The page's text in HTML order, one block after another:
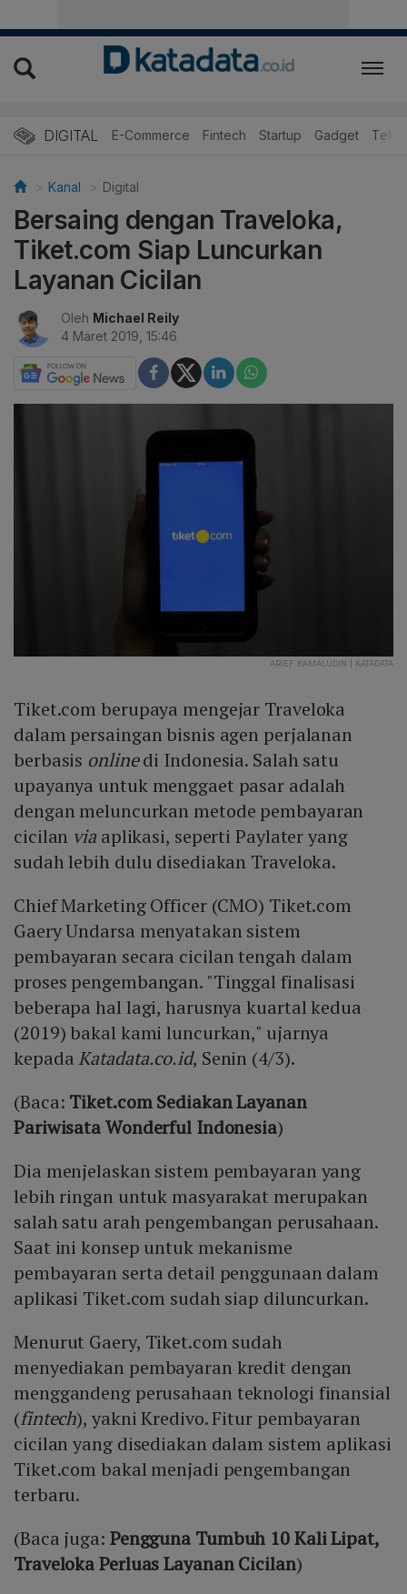
DIGITAL E-Commerce Fintech Startup Gadget
Kanal Digital
Bersaing dengan Traveloka,
Tiket.com Siap Luncurkan
Layanan Cicilan
Oleh Michael Reily
4 Maret 2019, 15:46
ARIEF KAMALUDIN | KATADATA
Tiket.com berupaya mengejar Traveloka
dalam persaingan bisnis agen perjalanan
berbasis onlinedi Indonesia. Salah satu
upayanya untuk menggaet pasar adalah
dengan meluncurkan metode pembayaran
cicilan viaaplikasi, seperti Paylater yang
sudah lebih dulu disediakan Traveloka.
Chief Marketing Officer (CMO) Tiket.com
Gaery Undarsa menyatakan sistem
pembayaran secara cicilan tengah dalam
proses pengembangan. "Tinggal finalisasi
beberapa hal lagi, harusnya kuartal kedua
(2019) bakal kami luncurkan," ujarnya
kepada Katadata.co.id, Senin (4/3).
(Baca: Tiket.com Sediakan Layanan
Pariwisata Wonderful Indonesia)
Dia menjelaskan sistem pembayaran yang
lebih ringan untuk masyarakat merupakan
salah satu arah pengembangan perusahaan.
Saat ini konsep untuk mekanisme
pembayaran serta detail penggunaan dalam
aplikasi Tiket.com sudah siap diluncurkan.
Menurut Gaery, Tiket.com sudah
menyediakan pembayaran kredit dengan
menggandeng perusahaan teknologi finansial
(fintech), yakni Kredivo. Fitur pembayaran
cicilan yang disediakan dalam sistem aplikasi
Tiket.com bakal menjadi pengembangan
terbaru.
(Baca juga: Pengguna Tumbuh 10 Kali Lipat,
Traveloka Perluas Layanan Cicilan)